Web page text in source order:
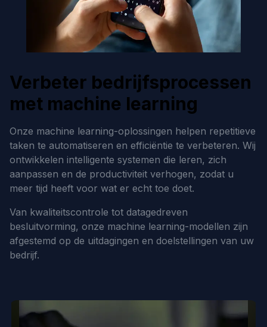
Verbeter bedrijfsprocessen
met machine learning
Onze machine learning-oplossingen helpen repetitieve
taken te automatiseren en efficiëntie te verbeteren. Wij
ontwikkelen intelligente systemen die leren, zich
aanpassen en de productiviteit verhogen, zodat u
meer tijd heeft voor wat er echt toe doet.
Van kwaliteitscontrole tot datagedreven
besluitvorming, onze machine learning-modellen zijn
afgestemd op de uitdagingen en doelstellingen van uw
bedrijf.